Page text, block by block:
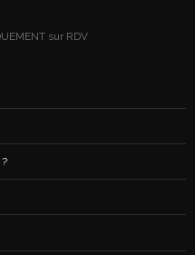
sur RDV